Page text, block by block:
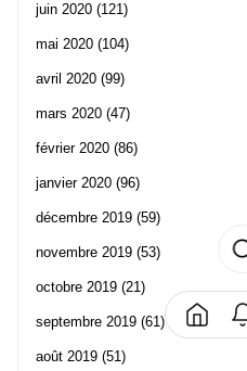
juin 2020 (121)
mai 2020 (104)
avril 2020 (99)
mars 2020 (47)
février 2020 (86)
janvier 2020 (96)
décembre 2019 (59)
novembre 2019 (53)
octobre 2019 (21)
septembre 2019 (61)
août 2019 (51)